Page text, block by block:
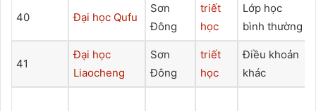
40 Đại học Qufu
Sơn
Đông
triết
học
Lớp học
bình thường
41
Đại học
Liaocheng
Sơn
Đông
triết
học
Điều khoản
khác